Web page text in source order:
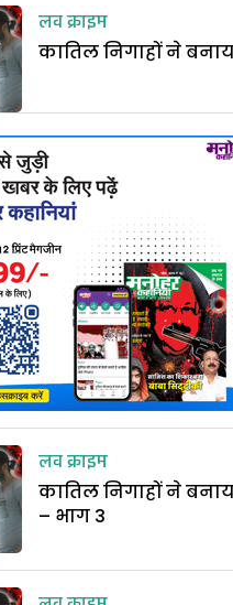
लव क्राइम
कातिल निगाहों ने
लव क्राइम
कातिल निगाहों ने
– भाग 3